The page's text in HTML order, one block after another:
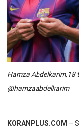
Hamza Abdelkarim,18
@hamzaabdelkarim
KORANPLUS.COM –